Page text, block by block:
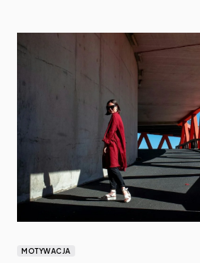
MOTYWACJA